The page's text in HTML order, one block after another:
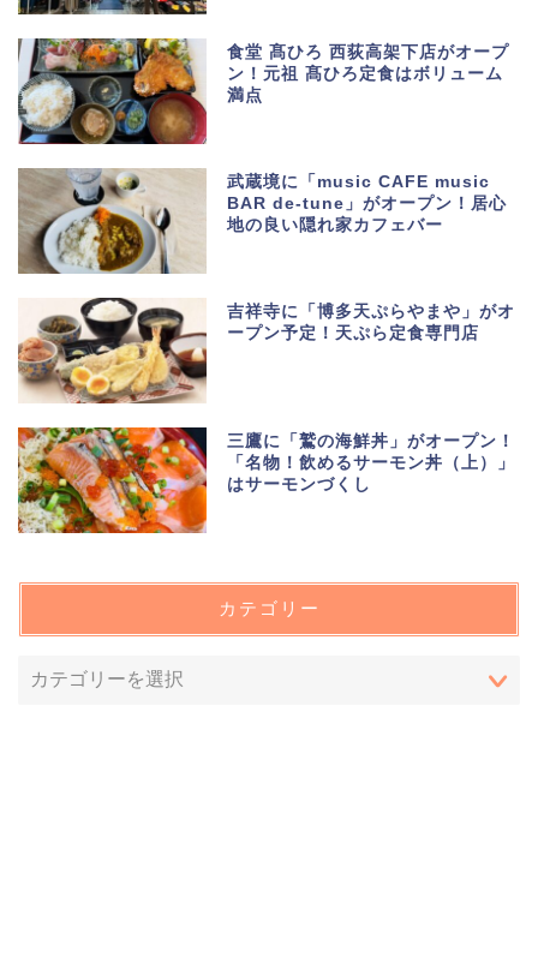
食堂 髙ひろ 西荻高架下店がオープ
ン！元祖 髙ひろ定食はボリューム
満点
武蔵境に「music CAFE music
BAR de-tune」がオープン！居心
地の良い隠れ家カフェバー
吉祥寺に「博多天ぷらやまや」がオ
ープン予定！天ぷら定食専門店
三鷹に「鷲の海鮮丼」がオープン！
「名物！飲めるサーモン丼（上）」
はサーモンづくし
カテゴリー